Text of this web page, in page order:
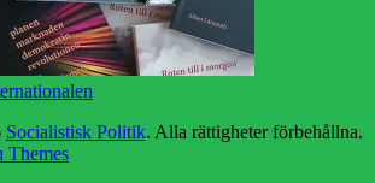
Socialistisk Politik. Alla rättigheter förbehållna.
Themes